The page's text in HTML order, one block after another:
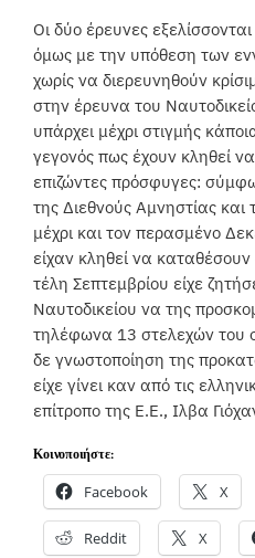
Οι δύο έρευνες
όμως με την υπόθεση των
χωρίς να διερευνηθούν
στην έρευνα του
υπάρχει μέχρι στιγμής
γεγονός πως έχουν κληθεί
επιζώντες πρόσφυγες:
της Διεθνούς Αμνηστίας
μέχρι και τον περασμένο
είχαν κληθεί να
τέλη Σεπτεμβρίου είχε
Ναυτοδικείου να της
τηλέφωνα 13 στελεχών του
δε γνωστοποίηση της
είχε γίνει καν από τις
επίτροπο της Ε.Ε., Ιλβα
Κοινοποιήστε:
Facebook X
Reddit X